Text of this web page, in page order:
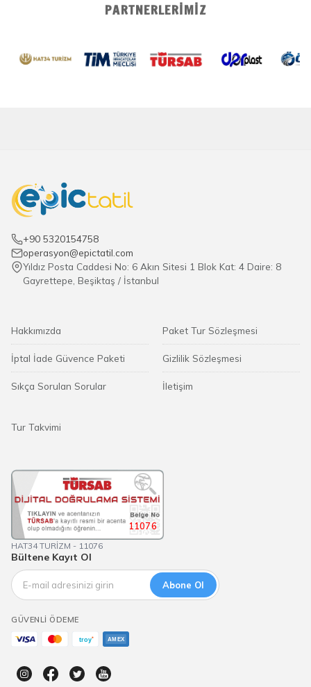
PARTNERLERIMIZ
+90 5320154758
operasyon@epictatil.com
Yıldız Posta Caddesi No: 6 Akın Sitesi 1 Blok Kat: 4 Daire: 8
Gayrettepe, Beşiktaş / İstanbul
Hakkımızda
İptal İade Güvence Paketi
Sıkça Sorulan Sorular
Paket Tur Sözleşmesi
Gizlilik Sözleşmesi
İletişim
Tur Takvimi
11076
HAT34 TURİZM - 11076
Bültene Kayıt Ol
Abone Ol
GÜVENLI ÖDEME